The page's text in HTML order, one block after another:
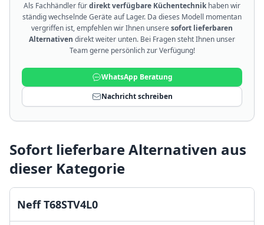
Als Fachhändler fürdirekt verfügbare Küchentechnikhaben wir
ständig wechselnde Geräte auf Lager. Da dieses Modell momentan
vergriffen ist, empfehlen wir Ihnen unseresofort lieferbaren
Alternativen direkt weiter unten. Bei Fragen steht Ihnen unser
Team gerne persönlich zur Verfügung!
WhatsApp Beratung
Nachricht schreiben
Sofort lieferbare Alternativen aus
dieser Kategorie
Neff T68STV4L0